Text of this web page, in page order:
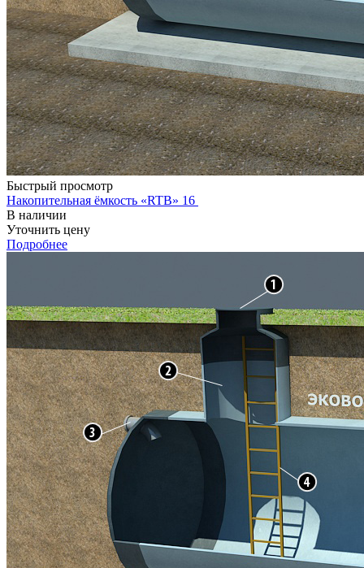
Быстрый просмотр
Накопительная ёмкость «RTB» 16
В наличии
Уточнить цену
Подробнее